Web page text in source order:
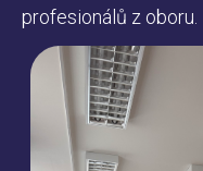
profesionálů z oboru.